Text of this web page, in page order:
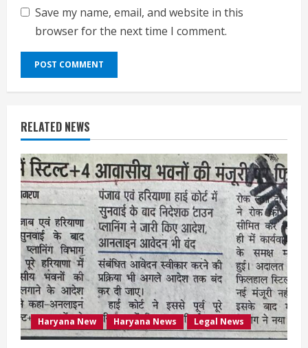
Save my name, email, and website in this
browser for the next time I comment.
RELATED NEWS
Haryana New Haryana News Legal News